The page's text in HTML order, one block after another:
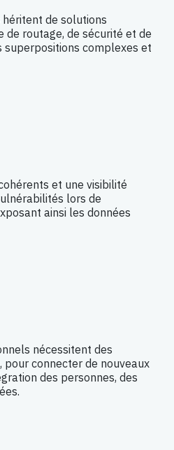
de solutions
routage, de sécurité et de
superpositions complexes et
et une visibilité
lors de
ainsi les données
nécessitent des
pour connecter de nouveaux
des personnes, des